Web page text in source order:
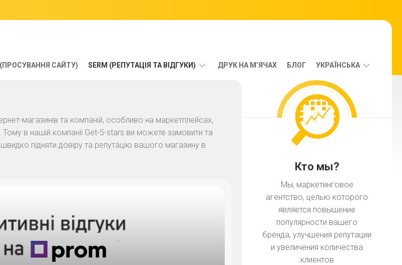
(ПРОСУВАННЯ САЙТУ) SERM (РЕПУТАЦІЯ ТА ВІДГУКИ)
PROM
ВІДГУКИ
НА
ВІДГУКИ
НА
ДРУК НА М’ЯЧАХ БЛОГ УКРАЇНСЬКА
РУССКИЙ
УКРАЇНСЬКА
магазинів та компаній, особливо на маркетплейсах,
в нашій компанії Get-5-stars ви можете замовити та
швидко підняти довіру та репутацію вашого магазину в
Кто мы?
Мы, маркетинговое
агентство, целью которого
является повышение
популярности вашего
бренда, улучшения репутации
и увеличения количества
клиентов